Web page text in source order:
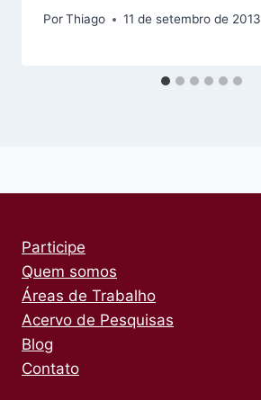
PorThiago 11 de setembro de 2013
Participe
Quem somos
Áreas de Trabalho
Acervo de Pesquisas
Blog
Contato